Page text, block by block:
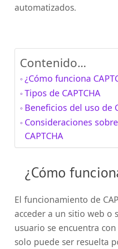
automatizados.
Contenido...
¿Cómo funciona
Tipos de CAPTCHA
Beneficios del uso de
Consideraciones
CAPTCHA
¿Cómo
El funcionamiento de
acceder a un sitio web o
usuario se encuentra
solo puede ser resuelta